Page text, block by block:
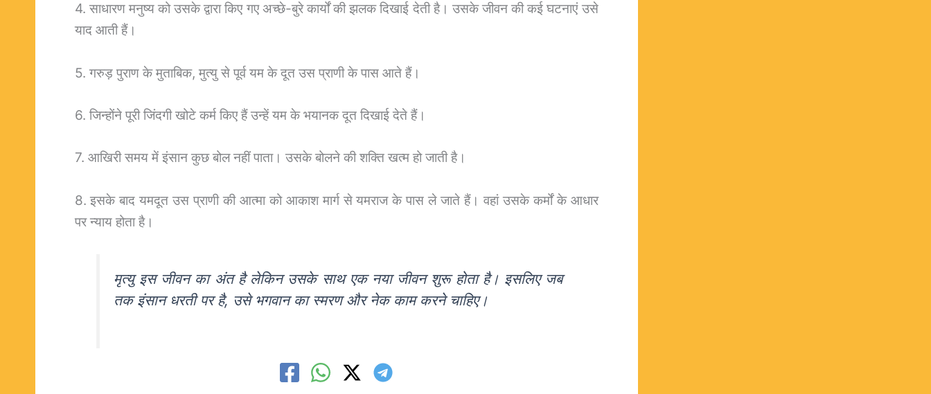
4. साधारण मनुष्य को उसके द्वारा किए गए अच्छे-बुरे कार्यों की झलक दिखाई देती है। उसके जीवन की कई घटनाएं उसे
याद आती हैं।
5. गरुड़ पुराण के मुताबिक, मुत्यु से पूर्व यम के दूत उस प्राणी के पास आते हैं।
6. जिन्होंने पूरी जिंदगी खोटे कर्म किए हैं उन्हें यम के भयानक दूत दिखाई देते हैं।
7. आखिरी समय में इंसान कुछ बोल नहीं पाता। उसके बोलने की शक्ति खत्म हो जाती है।
8. इसके बाद यमदूत उस प्राणी की आत्मा को आकाश मार्ग से यमराज के पास ले जाते हैं। वहां उसके कर्मों के आधार
पर न्याय होता है।
मृत्यु इस जीवन का अंत है लेकिन उसके साथ एक नया जीवन शुरू होता है। इसलिए जब
तक इंसान धरती पर है, उसे भगवान का स्मरण और नेक काम करने चाहिए।